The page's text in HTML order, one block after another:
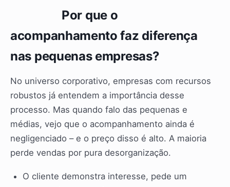
Por que o
acompanhamento faz diferença
nas pequenas empresas?
No universo corporativo, empresas com recursos
robustos já entendem a importância desse
processo. Mas quando falo das pequenas e
médias, vejo que o acompanhamento ainda é
negligenciado – e o preço disso é alto. A maioria
perde vendas por pura desorganização.
O cliente demonstra interesse, pede um